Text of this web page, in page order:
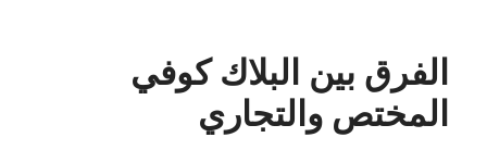
الفرق بين البلاك كوفي
المختص والتجاري